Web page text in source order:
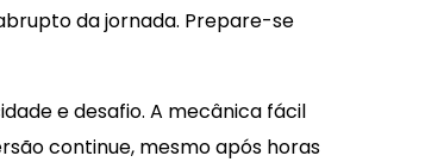
da jornada. Prepare-se
e desafio. A mecânica fácil
continue, mesmo após horas